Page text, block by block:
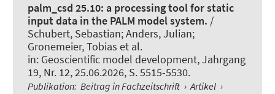
palm_csd 25.10: a processing tool for static
input data in the PALM model system. /
Schubert, Sebastian; Anders, Julian;
Gronemeier, Tobias et al.
in: Geoscientific model development, Jahrgang
19, Nr. 12, 25.06.2026, S. 5515-5530.
Publikation: Beitrag in Fachzeitschrift › Artikel ›